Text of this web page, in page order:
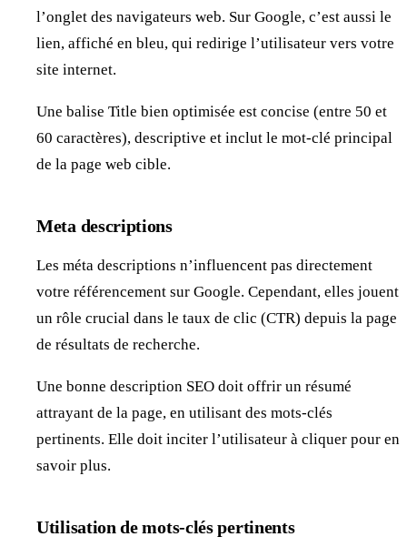
l’onglet des navigateurs web. Sur Google, c’est aussi le
lien, affiché en bleu, qui redirige l’utilisateur vers votre
site internet.
Une balise Title bien optimisée est concise (entre 50 et
60 caractères), descriptive et inclut le mot-clé principal
de la page web cible.
Meta descriptions
Les méta descriptions n’influencent pas directement
votre référencement sur Google. Cependant, elles jouent
un rôle crucial dans le taux de clic (CTR) depuis la page
de résultats de recherche.
Une bonne description SEO doit offrir un résumé
attrayant de la page, en utilisant des mots-clés
pertinents. Elle doit inciter l’utilisateur à cliquer pour en
savoir plus.
Utilisation de mots-clés pertinents